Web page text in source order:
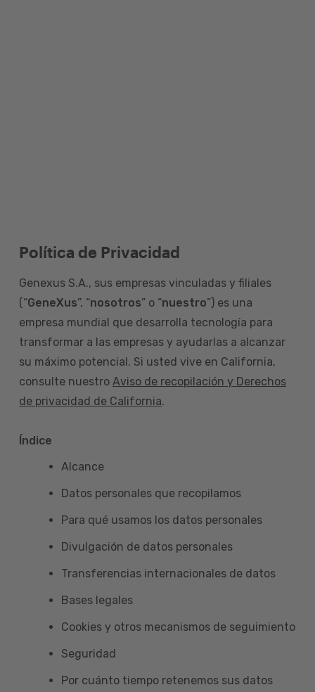
Política de Privacidad
Genexus S.A., sus empresas vinculadas y filiales
(“GeneXus”, “nosotros” o “nuestro”) es una
empresa mundial que desarrolla tecnología para
transformar a las empresas y ayudarlas a alcanzar
su máximo potencial. Si usted vive en California,
consulte nuestro Aviso de recopilación y Derechos
de privacidad de California.
Índice
Alcance
Datos personales que recopilamos
Para qué usamos los datos personales
Divulgación de datos personales
Transferencias internacionales de datos
Bases legales
Cookies y otros mecanismos de seguimiento
Seguridad
Por cuánto tiempo retenemos sus datos